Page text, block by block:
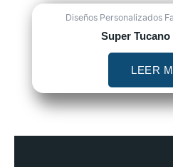
Diseños Personalizados
Super Tucano
LEER